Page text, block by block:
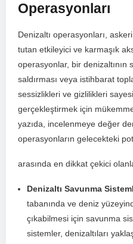
Operasyonları
Denizaltı operasyonları,
tutan etkileyici ve karmaşık
operasyonlar, bir denizaltının
saldırması‍ veya istihbarat
sessizlikleri ve gizlilikleri
‍gerçekleştirmek için
yazıda,‍ incelenmeye değer⁤
operasyonların gelecekteki
arasında en ‍dikkat çekici
Denizaltı Savunma
tabanında ve deniz
⁣çıkabilmesi için savunma
sistemler, denizaltıları